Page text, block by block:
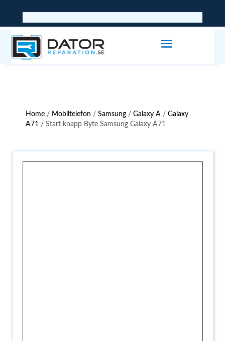
Home / Mobiltelefon /Samsung /Galaxy A /Galaxy
A71 / Start knapp Byte Samsung Galaxy A71